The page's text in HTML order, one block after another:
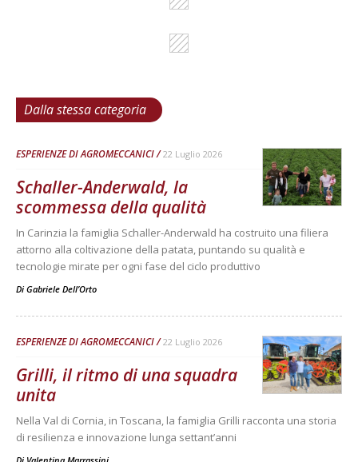
Dalla stessa categoria
ESPERIENZE DI AGROMECCANICI 22 Luglio 2026
Schaller-Anderwald, la
scommessa della qualità
In Carinzia la famiglia Schaller-Anderwald ha costruito una filiera
attorno alla coltivazione della patata, puntando su qualità e
tecnologie mirate per ogni fase del ciclo produttivo
Di Gabriele Dell’Orto
ESPERIENZE DI AGROMECCANICI 22 Luglio 2026
Grilli, il ritmo di una squadra
unita
Nella Val di Cornia, in Toscana, la famiglia Grilli racconta una storia
di resilienza e innovazione lunga settant’anni